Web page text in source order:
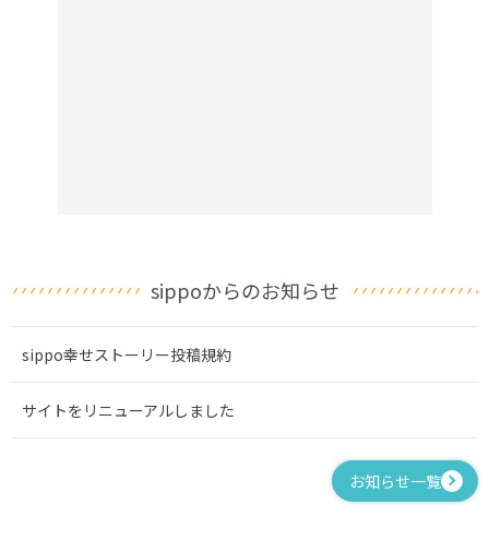
sippoからのお知らせ
sippo幸せストーリー投稿規約
サイトをリニューアルしました
お知らせ一覧